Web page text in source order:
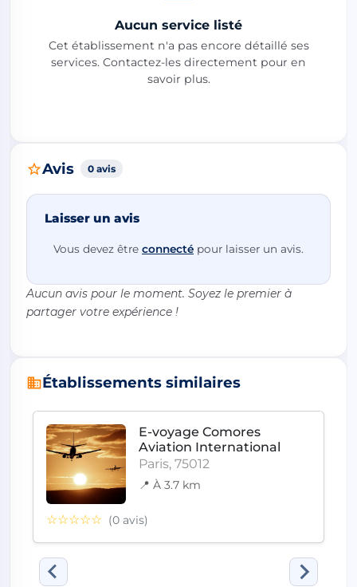
Aucun service listé
Cet établissement n'a pas encore détaillé ses
services. Contactez-les directement pour en
savoir plus.
Avis 0 avis
Laisser un avis
Vous devez être connecté pour laisser un avis.
Aucun avis pour le moment. Soyez le premier à
partager votre expérience !
Établissements similaires
E-voyage Comores
Aviation International
Paris, 75012
📍 À 3.7 km
☆☆☆☆☆ (0 avis)